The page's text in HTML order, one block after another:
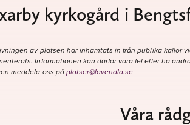
kyrkogård i
av platsen har inhämtats in från publika källor
Informationen kan därför vara fel eller ha
meddela oss påplatser@lavendla.se
Våra